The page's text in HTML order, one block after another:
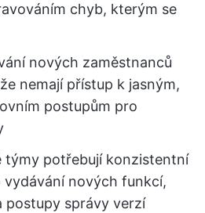
chyb, kterým se
nových zaměstnanců
nemají přístup k jasným,
postupům pro
týmy potřebují konzistentní
nových funkcí,
postupy správy verzí